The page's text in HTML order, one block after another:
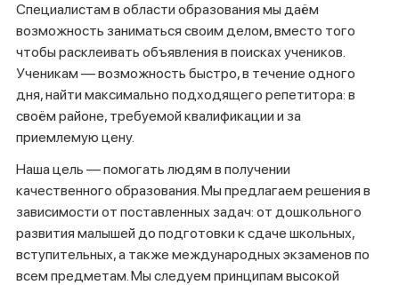
Специалистам в области образования мы даём
возможность заниматься своим делом, вместо того
чтобы расклеивать объявления в поисках учеников.
Ученикам — возможность быстро, в течение одного
дня, найти максимально подходящего репетитора: в
своём районе, требуемой квалификации и за
приемлемую цену.
Наша цель — помогать людям в получении
качественного образования. Мы предлагаем решения в
зависимости от поставленных задач: от дошкольного
развития малышей до подготовки к сдаче школьных,
вступительных, а также международных экзаменов по
всем предметам. Мы следуем принципам высокой